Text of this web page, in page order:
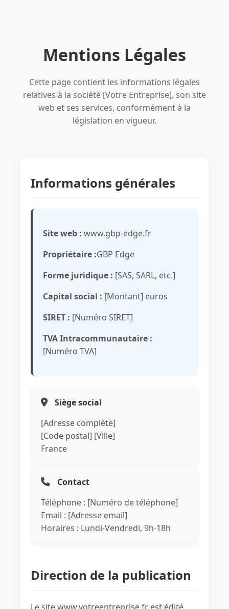
Mentions Légales
Cette page contient les informations légales
relatives à la société [Votre Entreprise], son site
web et ses services, conformément à la
législation en vigueur.
Informations générales
Site web : www.gbp-edge.fr
Propriétaire :GBP Edge
Forme juridique : [SAS, SARL, etc.]
Capital social : [Montant] euros
SIRET : [Numéro SIRET]
TVA Intracommunautaire :
[Numéro TVA]
Siège social
[Adresse complète]
[Code postal] [Ville]
France
Contact
Téléphone : [Numéro de téléphone]
Email : [Adresse email]
Horaires : Lundi-Vendredi, 9h-18h
Direction de la publication